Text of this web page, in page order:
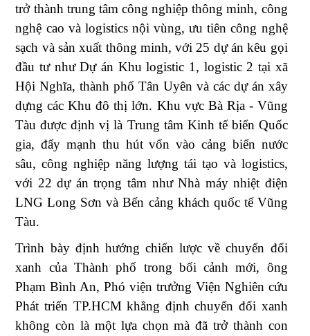
trở thành trung tâm công nghiệp thông minh, công
nghệ cao và logistics nội vùng, ưu tiên công nghệ
sạch và sản xuất thông minh, với 25 dự án kêu gọi
đầu tư như Dự án Khu logistic 1, logistic 2 tại xã
Hội Nghĩa, thành phố Tân Uyên và các dự án xây
dựng các Khu đô thị lớn. Khu vực Bà Rịa - Vũng
Tàu được định vị là Trung tâm Kinh tế biển Quốc
gia, đẩy mạnh thu hút vốn vào cảng biển nước
sâu, công nghiệp năng lượng tái tạo và logistics,
với 22 dự án trọng tâm như Nhà máy nhiệt điện
LNG Long Sơn và Bến cảng khách quốc tế Vũng
Tàu.
Trình bày định hướng chiến lược về chuyển đổi
xanh của Thành phố trong bối cảnh mới, ông
Phạm Bình An, Phó viện trưởng Viện Nghiên cứu
Phát triển TP.HCM khẳng định chuyển đổi xanh
không còn là một lựa chọn mà đã trở thành con